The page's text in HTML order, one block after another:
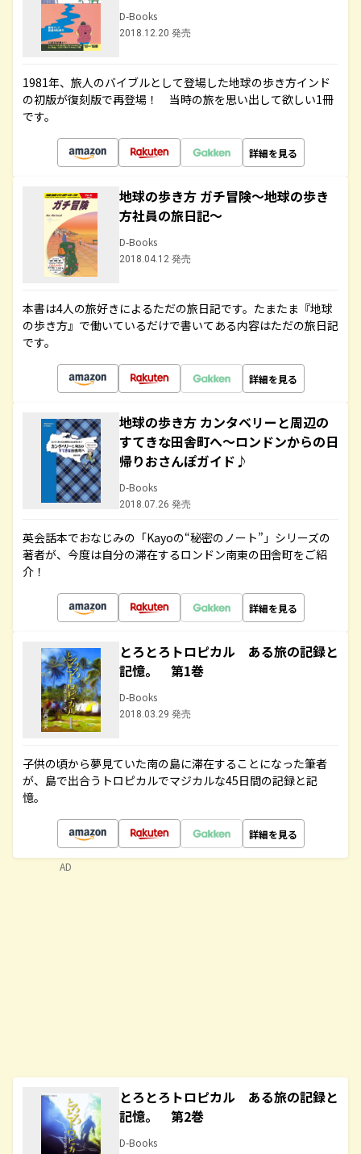
D-Books
2018.12.20 発売
1981年、旅人のバイブルとして登場した地球の歩き方インド
の初版が復刻版で再登場！ 当時の旅を思い出して欲しい1冊
です。
詳細を見る
地球の歩き方 ガチ冒険～地球の歩き
方社員の旅日記～
D-Books
2018.04.12 発売
本書は4人の旅好きによるただの旅日記です。たまたま『地球
の歩き方』で働いているだけで書いてある内容はただの旅日記
です。
詳細を見る
地球の歩き方 カンタベリーと周辺の
すてきな田舎町へ～ロンドンからの日
帰りおさんぽガイド♪
D-Books
2018.07.26 発売
英会話本でおなじみの「Kayoの“秘密のノート”」シリーズの
著者が、今度は自分の滞在するロンドン南東の田舎町をご紹
介！
詳細を見る
とろとろトロピカル ある旅の記録と
記憶。 第1巻
D-Books
2018.03.29 発売
子供の頃から夢見ていた南の島に滞在することになった筆者
が、島で出合うトロピカルでマジカルな45日間の記録と記
憶。
詳細を見る
とろとろトロピカル ある旅の記録と
記憶。 第2巻
D-Books
AD